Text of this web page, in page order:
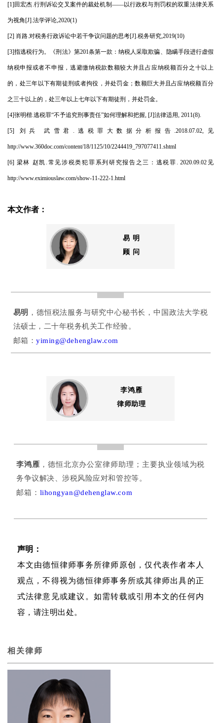
[1]田宏杰.行刑诉讼交叉案件的裁处机制——以行政权与刑罚权的双重法律关系
为视角[J].法学评论,2020(1)
[2] 肖路.对税务行政诉讼中若干争议问题的思考[J].税务研究,2019(10)
[3]指逃税行为。《刑法》第201条第一款：纳税人采取欺骗、隐瞒手段进行虚假
纳税申报或者不申报，逃避缴纳税款数额较大并且占应纳税额百分之十以上
的，处三年以下有期徒刑或者拘役，并处罚金；数额巨大并且占应纳税额百分
之三十以上的，处三年以上七年以下有期徒刑，并处罚金。
[4]张明楷.逃税罪“不予追究刑事责任”如何理解和把握, [J]法律适用, 2011(8).
[5] 刘兵 武雪君.逃税罪大数据分析报告.2018.07.02, 见
http://www.360doc.com/content/18/1125/10/2244419_797077411.shtml
[6] 梁林 赵凯.常见涉税类犯罪系列研究报告之三：逃税罪. 2020.09.02 见
http://www.eximiouslaw.com/show-11-222-1.html
本文作者：
易 明
顾 问
易明 ，德恒税法服务与研究中心秘书长，中国政法大学税
法硕士，二十年税务机关工作经验。
邮箱：yiming@dehenglaw.com
李鸿雁
律师助理
李鸿雁 ，德恒北京办公室律师助理；主要执业领域为税
务争议解决、涉税风险应对和管控等。
邮箱： lihongyan@dehenglaw.com
声明：
本文由德恒律师事务所律师原创，仅代表作者本人
观点，不得视为德恒律师事务所或其律师出具的正
式法律意见或建议。如需转载或引用本文的任何内
容，请注明出处。
相关律师